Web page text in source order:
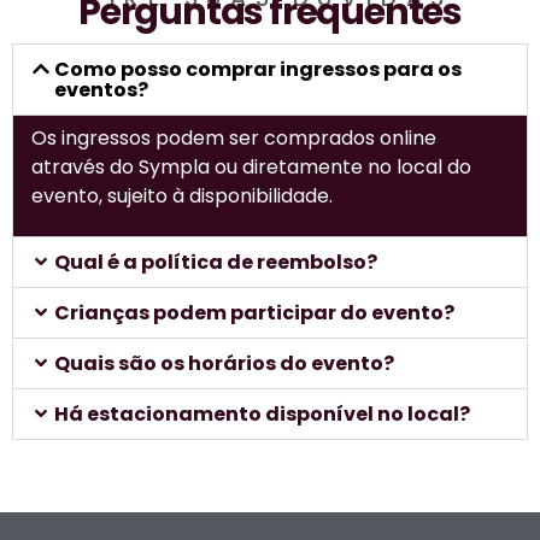
Perguntas frequentes
Como posso comprar ingressos para os
eventos?
Os ingressos podem ser comprados online
através do Sympla ou diretamente no local do
evento, sujeito à disponibilidade.
Qual é a política de reembolso?
Crianças podem participar do evento?
Quais são os horários do evento?
Há estacionamento disponível no local?